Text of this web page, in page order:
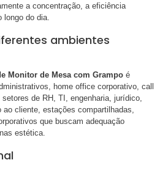
a concentração, a eficiência
longo do dia.
ambientes
Monitor de Mesa com Grampo é
home office corporativo, call
de RH, TI, engenharia, jurídico,
cliente, estações compartilhadas,
que buscam adequação
estética.